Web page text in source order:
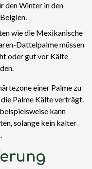
den Winter in den
wie die Mexikanische
Dattelpalme müssen
oder gut vor Kälte
einer Palme zu
die Palme Kälte verträgt.
kann
solange kein kalter